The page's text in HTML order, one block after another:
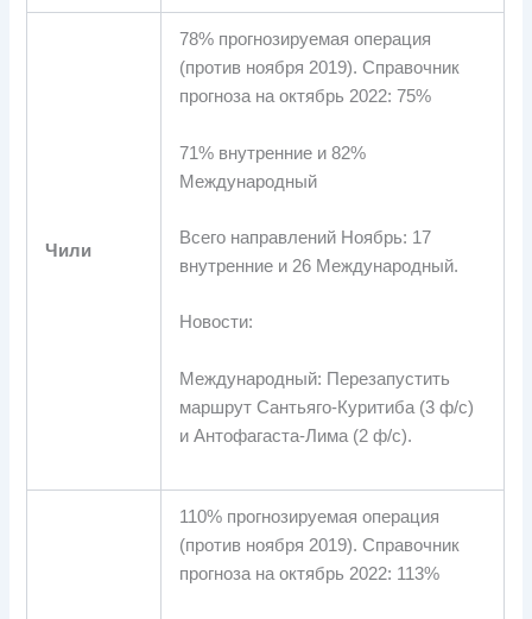
Чили
78% прогнозируемая операция
(против ноября 2019). Справочник
прогноза на октябрь 2022: 75%
71% внутренние и 82%
Международный
Всего направлений Ноябрь: 17
внутренние и 26 Международный.
Новости:
Международный: Перезапустить
маршрут Сантьяго-Куритиба (3 ф/с)
и Антофагаста-Лима (2 ф/с).
110% прогнозируемая операция
(против ноября 2019). Справочник
прогноза на октябрь 2022: 113%